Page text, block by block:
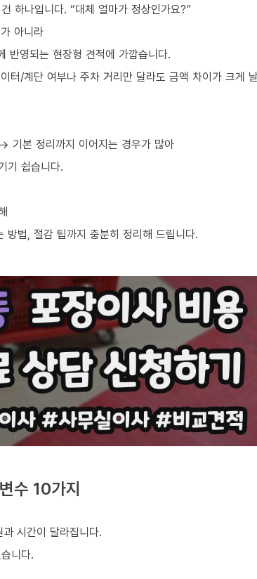
하나입니다. “대체 얼마가 정상인가요?”
아니라
반영되는 현장형 견적에 가깝습니다.
터/계단 여부나 주차 거리만 달라도 금액 차이가 크게
본 정리까지 이어지는 경우가 많아
기 쉽습니다.
방법, 절감 팁까지 충분히 정리해 드립니다.
수 10가지
시간이 달라집니다.
니다.